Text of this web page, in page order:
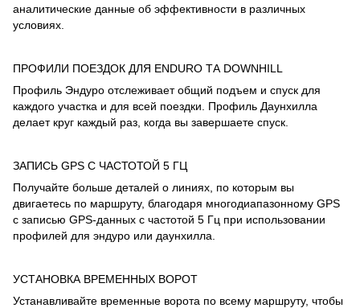
аналитические данные об эффективности в различных
условиях.
ПРОФИЛИ ПОЕЗДОК ДЛЯ ENDURO ТА DOWNHILL
Профиль Эндуро отслеживает общий подъем и спуск для
каждого участка и для всей поездки. Профиль Даунхилла
делает круг каждый раз, когда вы завершаете спуск.
ЗАПИСЬ GPS С ЧАСТОТОЙ 5 ГЦ
Получайте больше деталей о линиях, по которым вы
двигаетесь по маршруту, благодаря многодиапазонному GPS
с записью GPS-данных с частотой 5 Гц при использовании
профилей для эндуро или даунхилла.
УСТАНОВКА ВРЕМЕННЫХ ВОРОТ
Устанавливайте временные ворота по всему маршруту, чтобы